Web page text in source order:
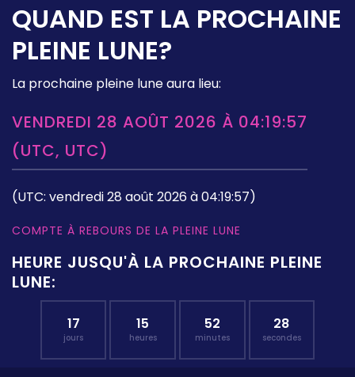
QUAND EST LA PROCHAINE
PLEINE LUNE?
La prochaine pleine lune aura lieu:
VENDREDI 28 AOÛT 2026 À 04:19:57
(UTC, UTC)
(UTC: vendredi 28 août 2026 à 04:19:57)
COMPTE À REBOURS DE LA PLEINE LUNE
HEURE JUSQU'À LA PROCHAINE PLEINE
LUNE:
17
jours
15
heures
52
minutes
27
secondes